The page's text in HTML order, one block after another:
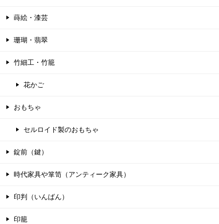
蒔絵・漆芸
珊瑚・翡翠
竹細工・竹籠
花かご
おもちゃ
セルロイド製のおもちゃ
錠前（鍵）
時代家具や箪笥（アンティーク家具）
印判（いんばん）
印籠